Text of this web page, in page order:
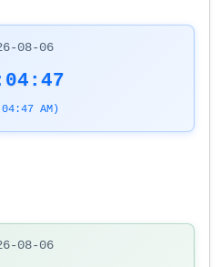
08-06
AM)
08-06